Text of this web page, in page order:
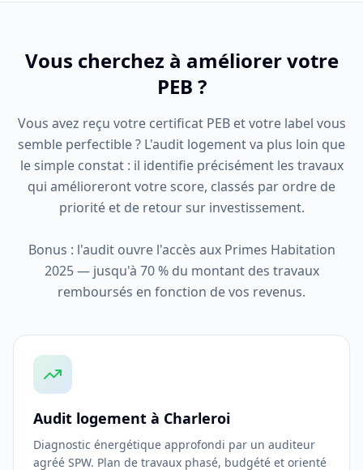
Vous cherchez à améliorer votre
PEB ?
Vous avez reçu votre certificat PEB et votre label vous
semble perfectible ? L'audit logement va plus loin que
le simple constat : il identifie précisément les travaux
qui amélioreront votre score, classés par ordre de
priorité et de retour sur investissement.
Bonus : l'audit ouvre l'accès aux Primes Habitation
2025 — jusqu'à 70 % du montant des travaux
remboursés en fonction de vos revenus.
Audit logement à Charleroi
Diagnostic énergétique approfondi par un auditeur
agréé SPW. Plan de travaux phasé, budgété et orienté